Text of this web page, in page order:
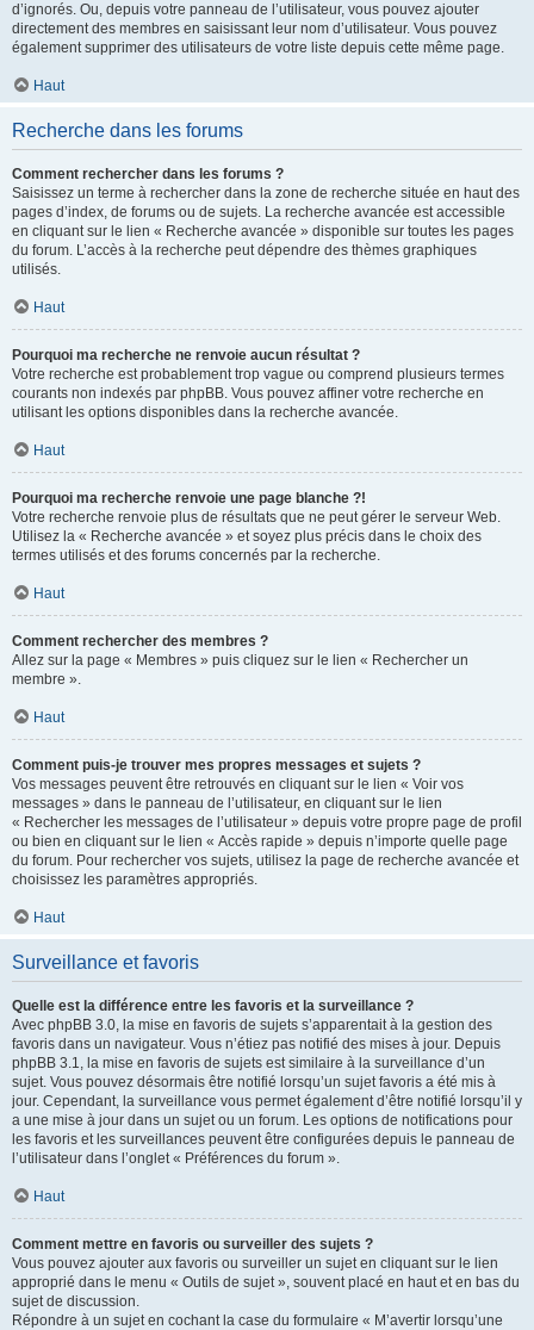
d’ignorés. Ou, depuis votre panneau de l’utilisateur, vous pouvez ajouter
directement des membres en saisissant leur nom d’utilisateur. Vous pouvez
également supprimer des utilisateurs de votre liste depuis cette même page.
Haut
Recherche dans les forums
Comment rechercher dans les forums ?
Saisissez un terme à rechercher dans la zone de recherche située en haut des
pages d’index, de forums ou de sujets. La recherche avancée est accessible
en cliquant sur le lien « Recherche avancée » disponible sur toutes les pages
du forum. L’accès à la recherche peut dépendre des thèmes graphiques
utilisés.
Haut
Pourquoi ma recherche ne renvoie aucun résultat ?
Votre recherche est probablement trop vague ou comprend plusieurs termes
courants non indexés par phpBB. Vous pouvez affiner votre recherche en
utilisant les options disponibles dans la recherche avancée.
Haut
Pourquoi ma recherche renvoie une page blanche ?!
Votre recherche renvoie plus de résultats que ne peut gérer le serveur Web.
Utilisez la « Recherche avancée » et soyez plus précis dans le choix des
termes utilisés et des forums concernés par la recherche.
Haut
Comment rechercher des membres ?
Allez sur la page « Membres » puis cliquez sur le lien « Rechercher un
membre ».
Haut
Comment puis-je trouver mes propres messages et sujets ?
Vos messages peuvent être retrouvés en cliquant sur le lien « Voir vos
messages » dans le panneau de l’utilisateur, en cliquant sur le lien
« Rechercher les messages de l’utilisateur » depuis votre propre page de profil
ou bien en cliquant sur le lien « Accès rapide » depuis n’importe quelle page
du forum. Pour rechercher vos sujets, utilisez la page de recherche avancée et
choisissez les paramètres appropriés.
Haut
Surveillance et favoris
Quelle est la différence entre les favoris et la surveillance ?
Avec phpBB 3.0, la mise en favoris de sujets s’apparentait à la gestion des
favoris dans un navigateur. Vous n’étiez pas notifié des mises à jour. Depuis
phpBB 3.1, la mise en favoris de sujets est similaire à la surveillance d’un
sujet. Vous pouvez désormais être notifié lorsqu’un sujet favoris a été mis à
jour. Cependant, la surveillance vous permet également d’être notifié lorsqu’il y
a une mise à jour dans un sujet ou un forum. Les options de notifications pour
les favoris et les surveillances peuvent être configurées depuis le panneau de
l’utilisateur dans l’onglet « Préférences du forum ».
Haut
Comment mettre en favoris ou surveiller des sujets ?
Vous pouvez ajouter aux favoris ou surveiller un sujet en cliquant sur le lien
approprié dans le menu « Outils de sujet », souvent placé en haut et en bas du
sujet de discussion.
Répondre à un sujet en cochant la case du formulaire « M’avertir lorsqu’une